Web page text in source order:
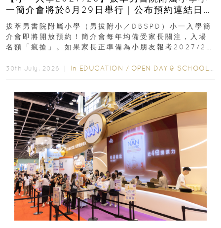
一簡介會將於8月29日舉行｜公布預約連結日期
｜更設有網上重溫
拔萃男書院附屬小學（男拔附小／DBSPD）小一入學簡
介會即將開放預約！簡介會每年均備受家長關注，入場
名額「瘋搶」。如果家長正準備為小朋友報考2027/28
30th July, 2026 ｜ In EDUCATION / OPEN DAY & SCHOOL EVENTS